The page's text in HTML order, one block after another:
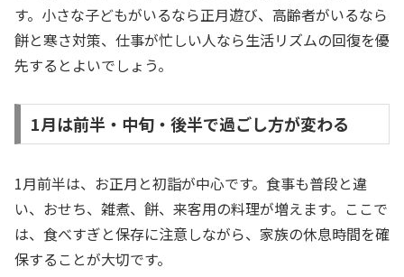
す。小さな子どもがいるなら正月遊び、高齢者がいるなら
餅と寒さ対策、仕事が忙しい人なら生活リズムの回復を優
先するとよいでしょう。
1月は前半・中旬・後半で過ごし方が変わる
1月前半は、お正月と初詣が中心です。食事も普段と違
い、おせち、雑煮、餅、来客用の料理が増えます。ここで
は、食べすぎと保存に注意しながら、家族の休息時間を確
保することが大切です。